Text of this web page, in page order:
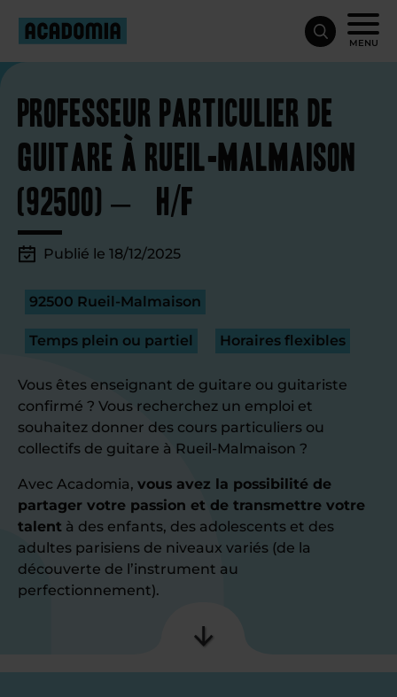
MENU
Professeur particulier de
guitare à Rueil-Malmaison
(92500) – H/F
Publié le 18/12/2025
92500 Rueil-Malmaison
Temps plein ou partiel Horaires flexibles
Vous êtes enseignant de guitare ou guitariste
confirmé ? Vous recherchez un emploi et
souhaitez donner des cours particuliers ou
collectifs de guitare à Rueil-Malmaison ?
Avec Acadomia, vous avez la possibilité de
partager votre passion et de transmettre votre
talent à des enfants, des adolescents et des
adultes parisiens de niveaux variés (de la
découverte de l’instrument au
perfectionnement).